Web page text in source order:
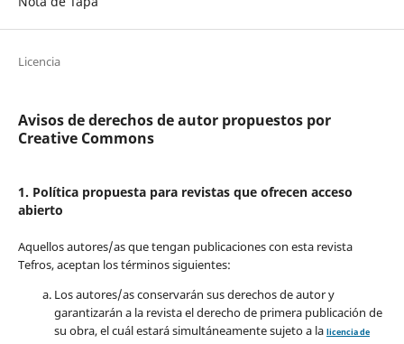
Licencia
Avisos de derechos de autor propuestos por
Creative Commons
1. Política propuesta para revistas que ofrecen acceso
abierto
Aquellos autores/as que tengan publicaciones con esta revista
Tefros, aceptan los términos siguientes:
Los autores/as conservarán sus derechos de autor y
garantizarán a la revista el derecho de primera publicación de
su obra, el cuál estará simultáneamente sujeto a la licencia de